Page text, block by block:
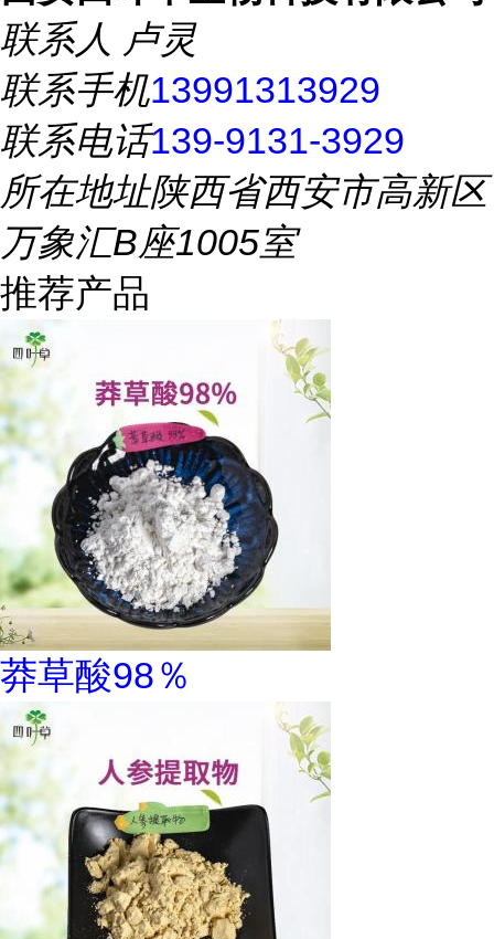
联系人 卢灵
联系手机13991313929
联系电话139-9131-3929
所在地址陕西省西安市高新区
万象汇B座1005室
推荐产品
莽草酸98％